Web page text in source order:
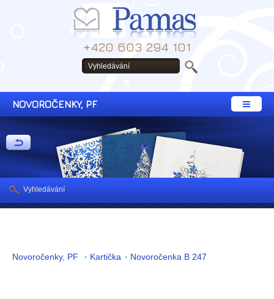
+420 603 294 101
NOVOROČENKY, PF
Novoročenky, PF Kartička Novoročenka B 247
Vyhledávání